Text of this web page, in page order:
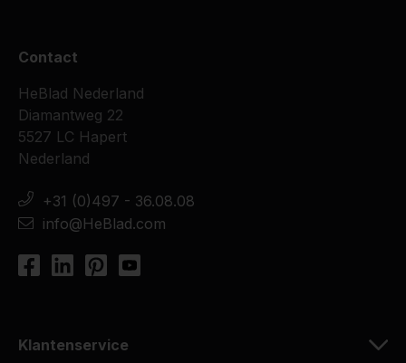
Contact
HeBlad Nederland
Diamantweg 22
5527 LC Hapert
Nederland
+31 (0)497 - 36.08.08
info@HeBlad.com
Klantenservice